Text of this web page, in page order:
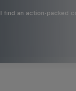
find an action-packed